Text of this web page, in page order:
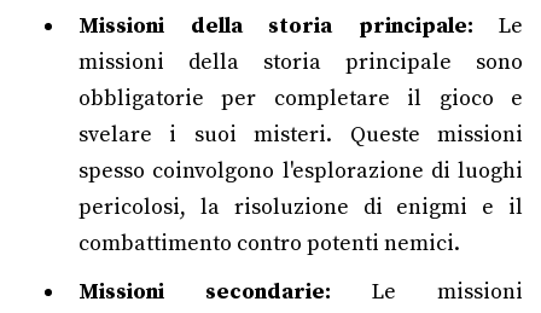
Missioni della storia principale: Le
missioni della storia principale sono
obbligatorie per completare il gioco e
svelare i suoi misteri. Queste missioni
spesso coinvolgono l'esplorazione di luoghi
pericolosi, la risoluzione di enigmi e il
combattimento contro potenti nemici.
Missioni secondarie: Le missioni